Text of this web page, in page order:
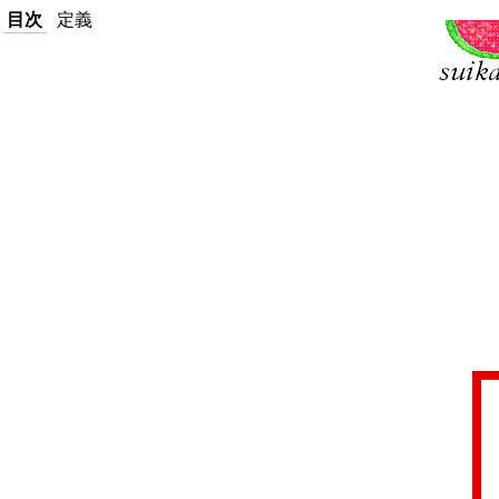
目次 定義